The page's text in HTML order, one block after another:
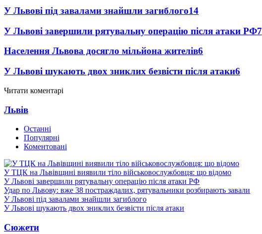
У Львові під завалами знайшли загиблого14
У Львові завершили рятувальну операцію після атаки РФ7
Населення Львова досягло мільйона жителів6
У Львові шукають двох зниклих безвісти після атаки6
Читати коментарі
Львів
Останні
Популярні
Коментовані
У ТЦК на Львівщині виявили тіло військовослужбовця: що відомо
У Львові завершили рятувальну операцію після атаки РФ
Удар по Львову: вже 38 постраждалих, рятувальники розбирають завали
У Львові під завалами знайшли загиблого
У Львові шукають двох зниклих безвісти після атаки
Сюжети